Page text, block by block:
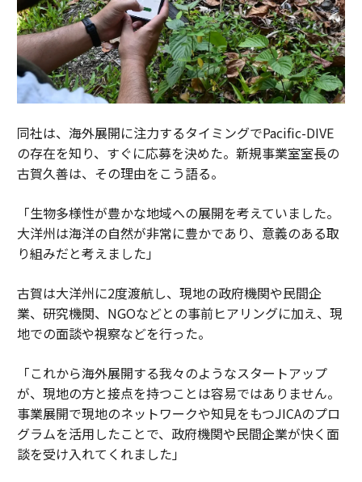
同社は、海外展開に注力するタイミングでPacific-DIVE
の存在を知り、すぐに応募を決めた。新規事業室室長の
古賀久善は、その理由をこう語る。
「生物多様性が豊かな地域への展開を考えていました。
大洋州は海洋の自然が非常に豊かであり、意義のある取
り組みだと考えました」
古賀は大洋州に2度渡航し、現地の政府機関や民間企
業、研究機関、NGOなどとの事前ヒアリングに加え、現
地での面談や視察などを行った。
「これから海外展開する我々のようなスタートアップ
が、現地の方と接点を持つことは容易ではありません。
事業展開で現地のネットワークや知見をもつJICAのプロ
グラムを活用したことで、政府機関や民間企業が快く面
談を受け入れてくれました」